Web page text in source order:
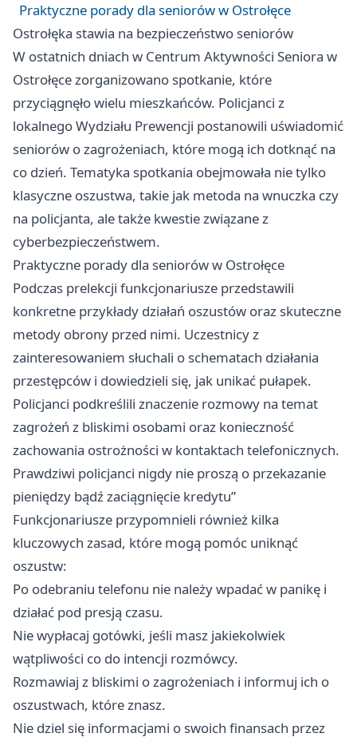
Praktyczne porady dla seniorów w Ostrołęce
Ostrołęka stawia na bezpieczeństwo seniorów
W ostatnich dniach w Centrum Aktywności Seniora w
Ostrołęce zorganizowano spotkanie, które
przyciągnęło wielu mieszkańców. Policjanci z
lokalnego Wydziału Prewencji postanowili uświadomić
seniorów o zagrożeniach, które mogą ich dotknąć na
co dzień. Tematyka spotkania obejmowała nie tylko
klasyczne oszustwa, takie jak metoda na wnuczka czy
na policjanta, ale także kwestie związane z
cyberbezpieczeństwem.
Praktyczne porady dla seniorów w Ostrołęce
Podczas prelekcji funkcjonariusze przedstawili
konkretne przykłady działań oszustów oraz skuteczne
metody obrony przed nimi. Uczestnicy z
zainteresowaniem słuchali o schematach działania
przestępców i dowiedzieli się, jak unikać pułapek.
Policjanci podkreślili znaczenie rozmowy na temat
zagrożeń z bliskimi osobami oraz konieczność
zachowania ostrożności w kontaktach telefonicznych.
Prawdziwi policjanci nigdy nie proszą o przekazanie
pieniędzy bądź zaciągnięcie kredytu”
Funkcjonariusze przypomnieli również kilka
kluczowych zasad, które mogą pomóc uniknąć
oszustw:
Po odebraniu telefonu nie należy wpadać w panikę i
działać pod presją czasu.
Nie wypłacaj gotówki, jeśli masz jakiekolwiek
wątpliwości co do intencji rozmówcy.
Rozmawiaj z bliskimi o zagrożeniach i informuj ich o
oszustwach, które znasz.
Nie dziel się informacjami o swoich finansach przez